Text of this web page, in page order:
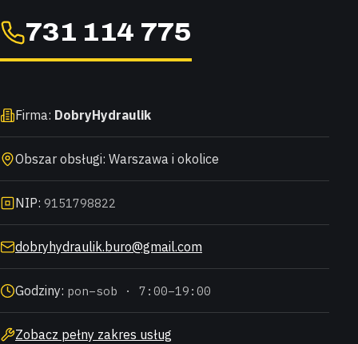
731 114 775
Firma: DobryHydraulik
Obszar obsługi: Warszawa i okolice
NIP: 9151798822
dobryhydraulik.buro@gmail.com
Godziny: pon–sob · 7:00–19:00
Zobacz pełny zakres usług